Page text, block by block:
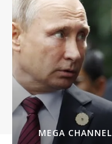
MEGA CHANNEL